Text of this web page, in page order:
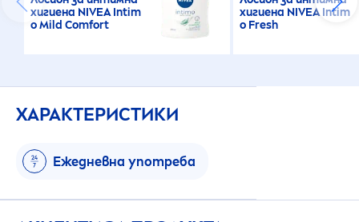
хигиена NIVEAIntim
o Mild Comfort
хигиена NIVEAIntim
o Fresh
ХАРАКТЕРИСТИКИ
Ежедневна употреба